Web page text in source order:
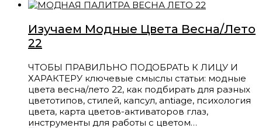
Изучаем Модные Цвета Весна/Лето
22
ЧТОБЫ ПРАВИЛЬНО ПОДОБРАТЬ К ЛИЦУ И
ХАРАКТЕРУ ключевые смыслы статьи: модные
цвета весна/лето 22, как подбирать для разных
цветотипов, стилей, капсул, antiage, психология
цвета, карта цветов-активаторов глаз,
инструменты для работы с цветом…